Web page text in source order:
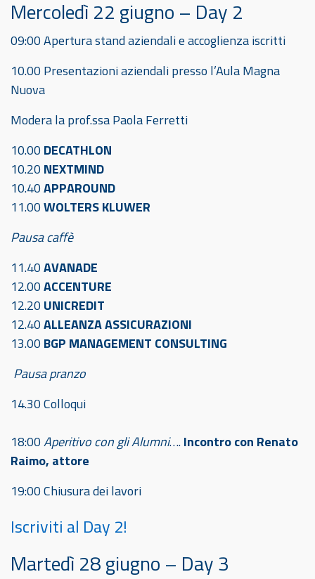
Mercoledì 22 giugno – Day 2
09:00 Apertura stand aziendali e accoglienza iscritti
10.00 Presentazioni aziendali presso l’Aula Magna
Nuova
Modera la prof.ssa Paola Ferretti
10.00 DECATHLON
10.20 NEXTMIND
10.40APPAROUND
11.00WOLTERS KLUWER
Pausa caffè
11.40AVANADE
12.00ACCENTURE
12.20 UNICREDIT
12.40ALLEANZA ASSICURAZIONI
13.00 BGP MANAGEMENT CONSULTING
Pausa pranzo
14.30 Colloqui
18:00Aperitivo con gli Alumni….Incontro con Renato
Raimo, attore
19:00 Chiusura dei lavori
Iscriviti al Day 2!
Martedì 28 giugno – Day 3